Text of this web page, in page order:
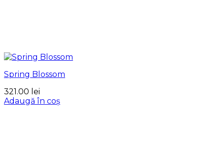
Spring Blossom
321.00 lei
Adaugă în coș